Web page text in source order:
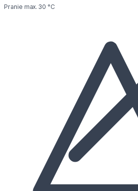
Pranie max. 30 °C